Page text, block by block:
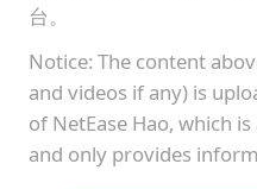
台。
Notice: The content
and videos if any) is
of NetEase Hao, which
and only provides